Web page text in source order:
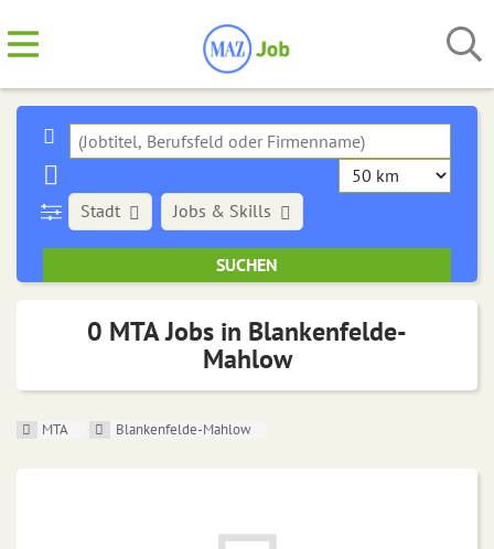
Stadt Jobs & Skills
0 MTA Jobs in Blankenfelde-
Mahlow
MTA Blankenfelde-Mahlow